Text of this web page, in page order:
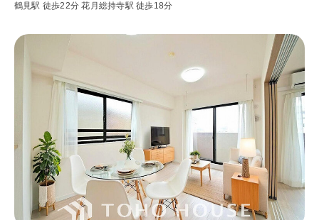
鶴見駅 徒歩22分花月総持寺駅 徒歩18分